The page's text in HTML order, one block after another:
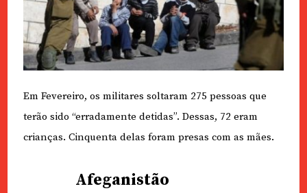
Em Fevereiro, os militares soltaram 275 pessoas que
terão sido “erradamente detidas”. Dessas, 72 eram
crianças. Cinquenta delas foram presas com as mães.
Afeganistão